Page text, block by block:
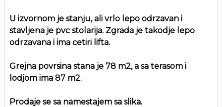
U izvornom je stanju, ali vrlo lepo odrzavan i
stavljena je pvc stolarija. Zgrada je takodje lepo
odrzavana i ima cetiri lifta.
Grejna povrsina stana je 78 m2, a sa terasom i
lodjom ima 87 m2.
Prodaje se sa namestajem sa slika.